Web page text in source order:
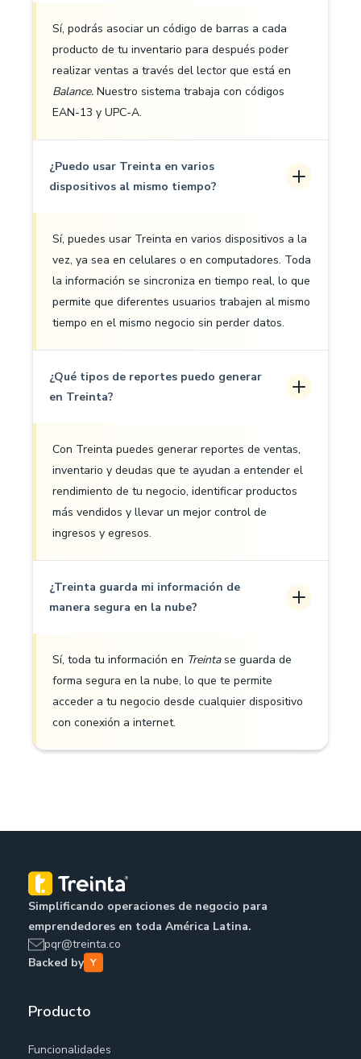
Sí, podrás asociar un código de barras a cada
producto de tu inventario para después poder
realizar ventas a través del lector que está en
Balance.Nuestro sistema trabaja con códigos
EAN-13 y UPC-A.
¿Puedo usar Treinta en varios
dispositivos al mismo tiempo?
Sí, puedes usar Treinta en varios dispositivos a la
vez, ya sea en celulares o en computadores. Toda
la información se sincroniza en tiempo real, lo que
permite que diferentes usuarios trabajen al mismo
tiempo en el mismo negocio sin perder datos.
¿Qué tipos de reportes puedo generar
en Treinta?
Con Treinta puedes generar reportes de ventas,
inventario y deudas que te ayudan a entender el
rendimiento de tu negocio, identificar productos
más vendidos y llevar un mejor control de
ingresos y egresos.
¿Treinta guarda mi información de
manera segura en la nube?
Sí, toda tu información en Treintase guarda de
forma segura en la nube, lo que te permite
acceder a tu negocio desde cualquier dispositivo
con conexión a internet.
Simplificando operaciones de negocio para
emprendedores en toda América Latina.
pqr@treinta.co
Backed by
Producto
Funcionalidades